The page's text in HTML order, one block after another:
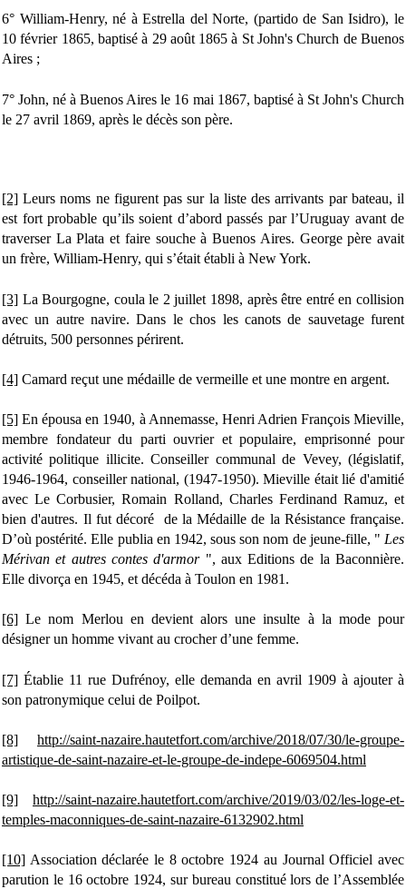
6° William-Henry, né à Estrella del Norte, (partido de San Isidro), le
10 février 1865, baptisé à 29 août 1865 à St John's Church de Buenos
Aires ;
7° John, né à Buenos Aires le 16 mai 1867, baptisé à St John's Church
le 27 avril 1869, après le décès son père.
[2] Leurs noms ne figurent pas sur la liste des arrivants par bateau, il
est fort probable qu’ils soient d’abord passés par l’Uruguay avant de
traverser La Plata et faire souche à Buenos Aires. George père avait
un frère, William-Henry, qui s’était établi à New York.
[3] La Bourgogne, coula le 2 juillet 1898, après être entré en collision
avec un autre navire. Dans le chos les canots de sauvetage furent
détruits, 500 personnes périrent.
[4] Camard reçut une médaille de vermeille et une montre en argent.
[5] En épousa en 1940, à Annemasse, Henri Adrien François Mieville,
membre fondateur du parti ouvrier et populaire, emprisonné pour
activité politique illicite. Conseiller communal de Vevey, (législatif,
1946-1964, conseiller national, (1947-1950). Mieville était lié d'amitié
avec Le Corbusier, Romain Rolland, Charles Ferdinand Ramuz, et
bien d'autres. Il fut décoré de la Médaille de la Résistance française.
D’où postérité. Elle publia en 1942, sous son nom de jeune-fille, " Les
Mérivan et autres contes d'armor", aux Editions de la Baconnière.
Elle divorça en 1945, et décéda à Toulon en 1981.
[6] Le nom Merlou en devient alors une insulte à la mode pour
désigner un homme vivant au crocher d’une femme.
[7] Établie 11 rue Dufrénoy, elle demanda en avril 1909 à ajouter à
son patronymique celui de Poilpot.
[8]
http://saint-nazaire.hautetfort.com/archive/2018/07/30/le-groupe-
artistique-de-saint-nazaire-et-le-groupe-de-indepe-6069504.html
[9]
http://saint-nazaire.hautetfort.com/archive/2019/03/02/les-loge-et-
temples-maconniques-de-saint-nazaire-6132902.html
[10] Association déclarée le 8 octobre 1924 au Journal Officiel avec
parution le 16 octobre 1924, sur bureau constitué lors de l’Assemblée